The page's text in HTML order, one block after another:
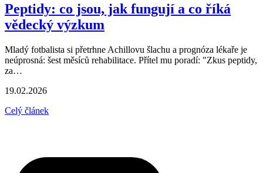
Peptidy: co jsou, jak fungují a co říká
vědecký výzkum
Mladý fotbalista si přetrhne Achillovu šlachu a prognóza lékaře je
neúprosná: šest měsíců rehabilitace. Přítel mu poradí: "Zkus peptidy,
za…
19.02.2026
Celý článek